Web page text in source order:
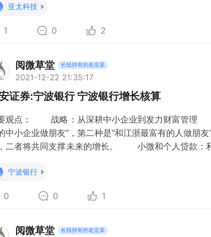
化、耐腐蚀等铝材共性优点外，模具成本低、截面
亚太科技
1 0 2
阅微草堂 长线持有的老韭菜
2021-12-22 21:35:17
证券:宁波银行 宁波银行增长核算
观点： 战略：从深耕中小企业到发力财富管理
中小企业做朋友”，第二种是“和江浙最富有的人做朋
二者将共同支撑未来的增长。 小微和个人贷款
团均零售公司贷款规模达3.5
宁波银行
0 0 1
阅微草堂 长线持有的老韭菜